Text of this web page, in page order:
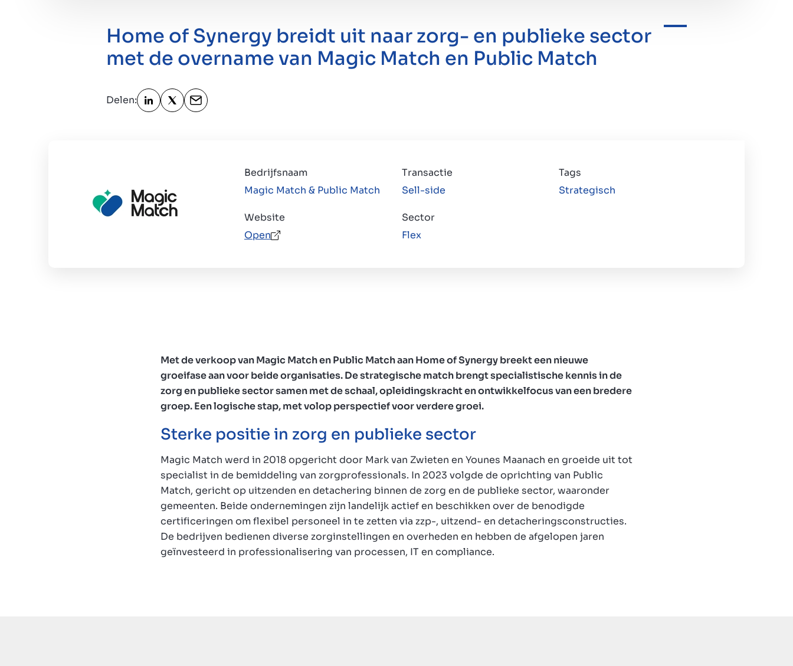
Home of Synergy breidt uit naar zorg- en publieke sector
met de overname van Magic Match en Public Match
Delen:
Bedrijfsnaam
Magic Match & Public Match
Transactie
Sell-side
Website
Open
Sector
Flex
Tags
Strategisch
Met de verkoop van Magic Match en Public Match aan Home of Synergy breekt een nieuwe
groeifase aan voor beide organisaties. De strategische match brengt specialistische kennis in de
zorg en publieke sector samen met de schaal, opleidingskracht en ontwikkelfocus van een bredere
groep. Een logische stap, met volop perspectief voor verdere groei.
Sterke positie in zorg en publieke sector
Magic Match werd in 2018 opgericht door Mark van Zwieten en Younes Maanach en groeide uit tot
specialist in de bemiddeling van zorgprofessionals. In 2023 volgde de oprichting van Public
Match, gericht op uitzenden en detachering binnen de zorg en de publieke sector, waaronder
gemeenten. Beide ondernemingen zijn landelijk actief en beschikken over de benodigde
certificeringen om flexibel personeel in te zetten via zzp-, uitzend- en detacheringsconstructies.
De bedrijven bedienen diverse zorginstellingen en overheden en hebben de afgelopen jaren
geïnvesteerd in professionalisering van processen, IT en compliance.